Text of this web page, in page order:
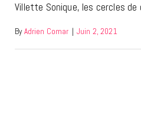
Villette Sonique, les cercles
By Adrien Comar | Juin 2, 2021